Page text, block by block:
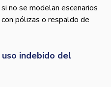
no se modelan escenarios
pólizas o respaldo de
indebido del